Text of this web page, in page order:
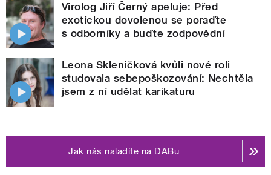
Virolog Jiří Černý apeluje: Před
exotickou dovolenou se poraďte
s odborníky a buďte zodpovědní
Leona Skleničková kvůli nové roli
studovala sebepoškozování: Nechtěla
jsem z ní udělat karikaturu
Jak nás naladíte na DABu